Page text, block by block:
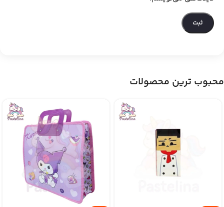
محبوب ترین محصولات